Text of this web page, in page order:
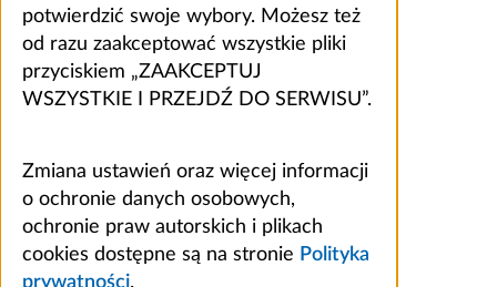
potwierdzić swoje wybory. Możesz też
od razu zaakceptować wszystkie pliki
przyciskiem „ZAAKCEPTUJ
WSZYSTKIE I PRZEJDŹ DO SERWISU”.
Zmiana ustawień oraz więcej informacji
o ochronie danych osobowych,
ochronie praw autorskich i plikach
cookies dostępne są na stronie Polityka
prywatności.